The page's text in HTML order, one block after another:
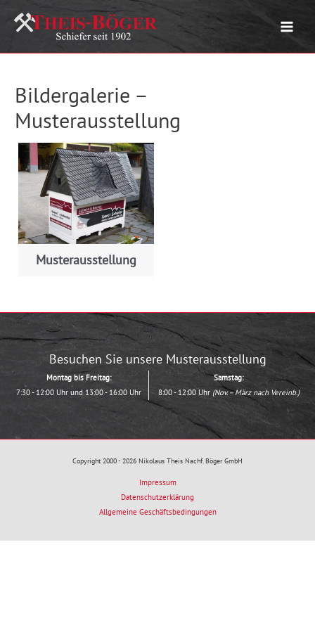
Inhalt
springen
Main
Bildergalerie –
Musterausstellung
Musterausstellung
Besuchen Sie unsere Musterausstellung
Montag bis Freitag:
7:30 - 12:00 Uhr und 13:00 - 16:00 Uhr
Samstag:
8:00 - 12:00 Uhr (Nov. – März nach Vereinb.)
Copyright 2000 - 2026 Nikolaus Theis Nachf. Böger GmbH
Impressum
Datenschutzerklärung
Allgemeine Geschäftsbedingungen